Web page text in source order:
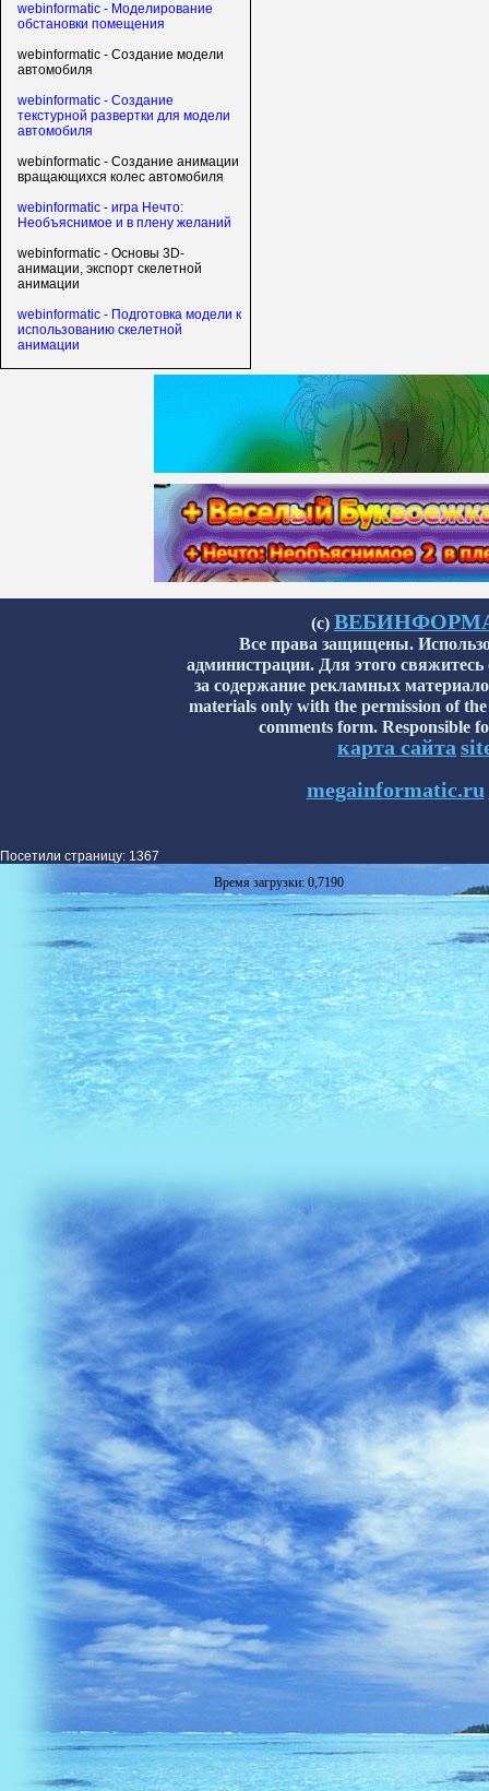
webinformatic - Моделирование
обстановки помещения
webinformatic - Создание модели
автомобиля
webinformatic - Создание
текстурной развертки для модели
автомобиля
webinformatic - Создание анимации
вращающихся колес автомобиля
webinformatic - игра Нечто:
Необъяснимое и в плену желаний
webinformatic - Основы 3D-
анимации, экспорт скелетной
анимации
webinformatic - Подготовка модели к
использованию скелетной
анимации
(с)
Все права защищены.
администрации. Для этого
за содержание рекламных
materials only with the permission of
comments form. Responsible
карта сайта
megainformatic.ru
Посетили страницу: 1367
Время загрузки: 0,7190